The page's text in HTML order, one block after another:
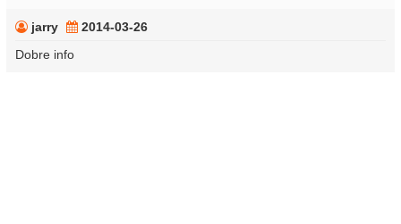
jarry
2014-03-26
Dobre info